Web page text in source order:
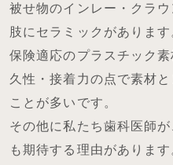
被せ物のインレー・クラ
肢にセラミックがあります
保険適応のプラスチック
久性・接着力の点で素材
ことが多いです。
その他に私たち歯科医師
も期待する理由があります